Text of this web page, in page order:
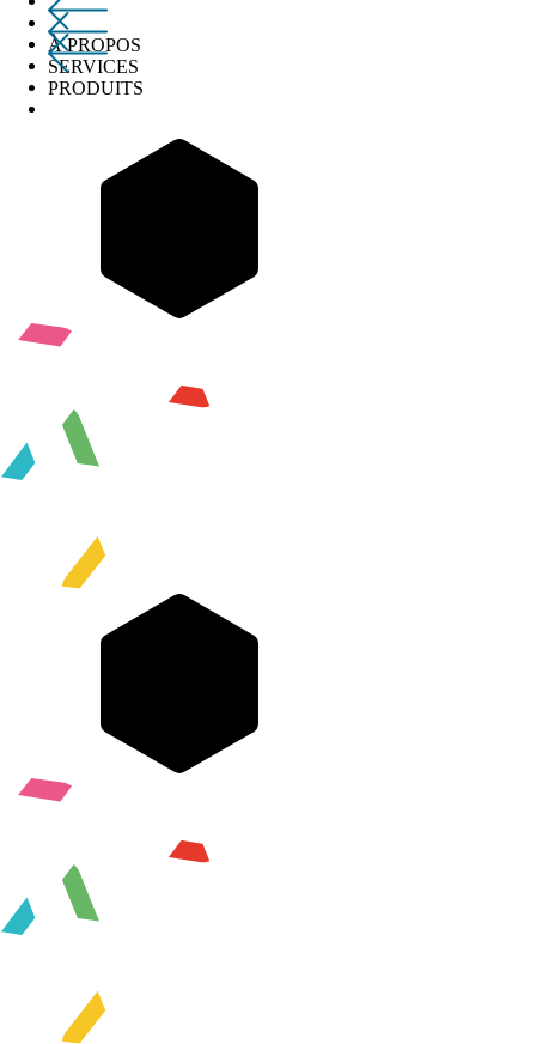
À PROPOS
SERVICES
PRODUITS